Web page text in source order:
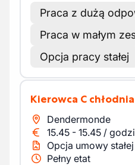
Praca z dużą
Praca w małym
Opcja pracy stałej
Kierowca C chłodnia
Dendermonde
15.45 - 15.45 /
Opcja umowy stałej
Pełny etat